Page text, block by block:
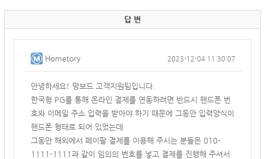
답 변
Hometory 2023-12-04 11:30:07
안녕하세요! 망보드 고객지원팀입니다.
한국형 PG를 통해 온라인 결제를 연동하려면 반드시 핸드폰 번
호와 이메일 주소 입력을 받아야 하기 때문에 그동안 입력양식이
핸드폰 형태로 되어 있었는데
그동안 해외에서 페이팔 결제를 이용해 주시는 분들은 010-
1111-1111과 같이 임의의 번호를 넣고 결제를 진행해 주셔서